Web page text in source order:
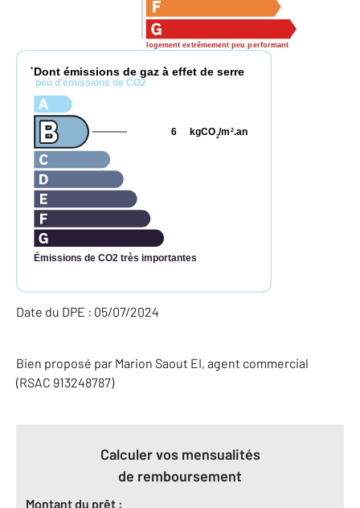
logement extrêmement peu performant
* Dont émissions de gaz à effet de serre
peu d'émissions de CO2
Émissions de CO2 très importantes
kgCO2/m 2.an
6
Date du DPE : 05/07/2024
Bien proposé par Marion Saout EI, agent commercial
(RSAC 913248787)
Calculer vos mensualités
de remboursement
Montant du prêt :